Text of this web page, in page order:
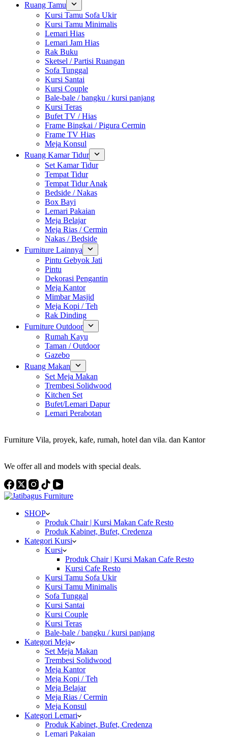
Ruang Tamu
Kursi Tamu Sofa Ukir
Kursi Tamu Minimalis
Lemari Hias
Lemari Jam Hias
Rak Buku
Sketsel / Partisi Ruangan
Sofa Tunggal
Kursi Santai
Kursi Couple
Bale-bale / bangku / kursi panjang
Kursi Teras
Bufet TV / Hias
Frame Bingkai / Pigura Cermin
Frame TV Hias
Meja Konsul
Ruang Kamar Tidur
Set Kamar Tidur
Tempat Tidur
Tempat Tidur Anak
Bedside / Nakas
Box Bayi
Lemari Pakaian
Meja Belajar
Meja Rias / Cermin
Nakas / Bedside
Furniture Lainnya
Pintu Gebyok Jati
Pintu
Dekorasi Pengantin
Meja Kantor
Mimbar Masjid
Meja Kopi / Teh
Rak Dinding
Furniture Outdoor
Rumah Kayu
Taman / Outdoor
Gazebo
Ruang Makan
Set Meja Makan
Trembesi Solidwood
Kitchen Set
Bufet/Lemari Dapur
Lemari Perabotan
Furniture Vila, proyek, kafe, rumah, hotel dan vila. dan Kantor
We offer all and models with special deals.
SHOP
Produk Chair | Kursi Makan Cafe Resto
Produk Kabinet, Bufet, Credenza
Kategori Kursi
Kursi
Produk Chair | Kursi Makan Cafe Resto
Kursi Cafe Resto
Kursi Tamu Sofa Ukir
Kursi Tamu Minimalis
Sofa Tunggal
Kursi Santai
Kursi Couple
Kursi Teras
Bale-bale / bangku / kursi panjang
Kategori Meja
Set Meja Makan
Trembesi Solidwood
Meja Kantor
Meja Kopi / Teh
Meja Belajar
Meja Rias / Cermin
Meja Konsul
Kategori Lemari
Produk Kabinet, Bufet, Credenza
Lemari Pakaian